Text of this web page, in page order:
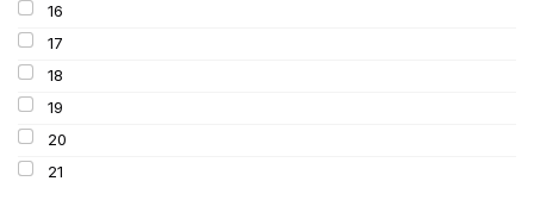
97
98
99
100
101
102
16
17
18
19
20
21